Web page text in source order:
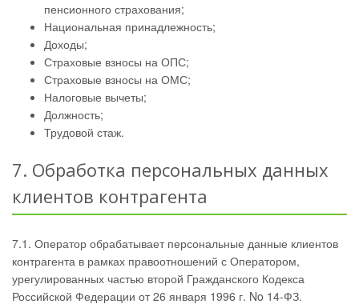
пенсионного страхования;
Национальная принадлежность;
Доходы;
Страховые взносы на ОПС;
Страховые взносы на ОМС;
Налоговые вычеты;
Должность;
Трудовой стаж.
7. Обработка персональных данных
клиентов контрагента
7.1. Оператор обрабатывает персональные данные клиентов
контрагента в рамках правоотношений с Оператором,
урегулированных частью второй Гражданского Кодекса
Российской Федерации от 26 января 1996 г. No 14-ФЗ.